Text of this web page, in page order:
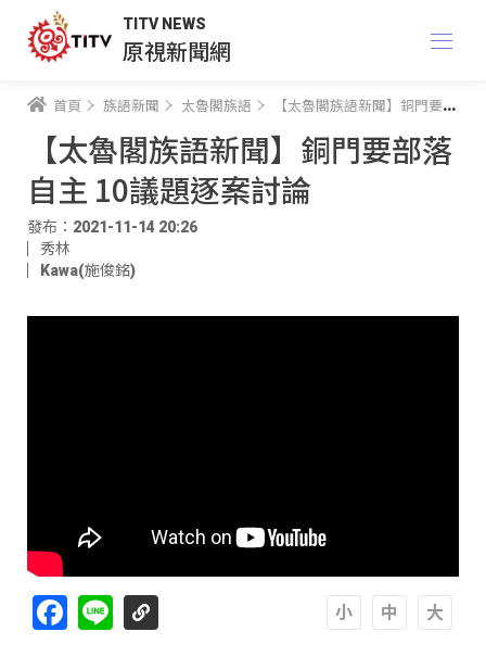
TITV NEWS
原視新聞網
首頁 族語新聞 太魯閣族語 【太魯閣族語新聞】銅門要部落自主 10議題逐案討論
【太魯閣族語新聞】銅門要部落
自主 10議題逐案討論
發布：2021-11-14 20:26
秀林
Kawa(施俊銘)
Facebook
Line